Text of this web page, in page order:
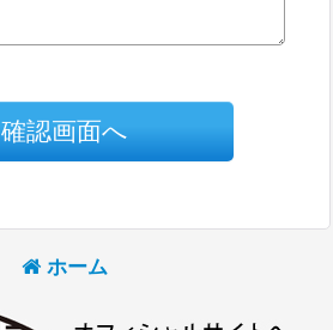
確認画面へ
ホーム